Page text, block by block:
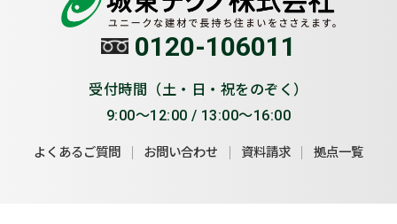
0120-106011
受付時間（土・日・祝をのぞく）
9:00～12:00 / 13:00～16:00
よくあるご質問 お問い合わせ 資料請求 拠点一覧